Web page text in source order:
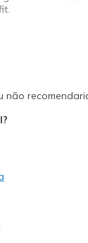
Shoes are for
não